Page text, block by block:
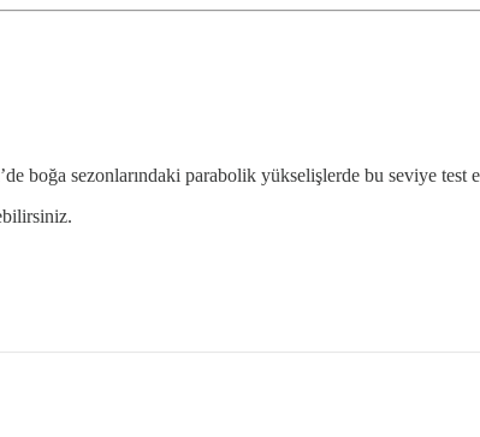
boğa sezonlarındaki parabolik yükselişlerde bu seviye test